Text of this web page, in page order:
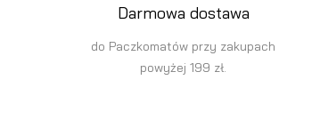
Darmowa dostawa
do Paczkomatów przy zakupach
powyżej 199 zł.